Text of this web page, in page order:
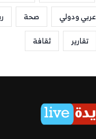
عربي ودولي صحة
تقارير ثقافة